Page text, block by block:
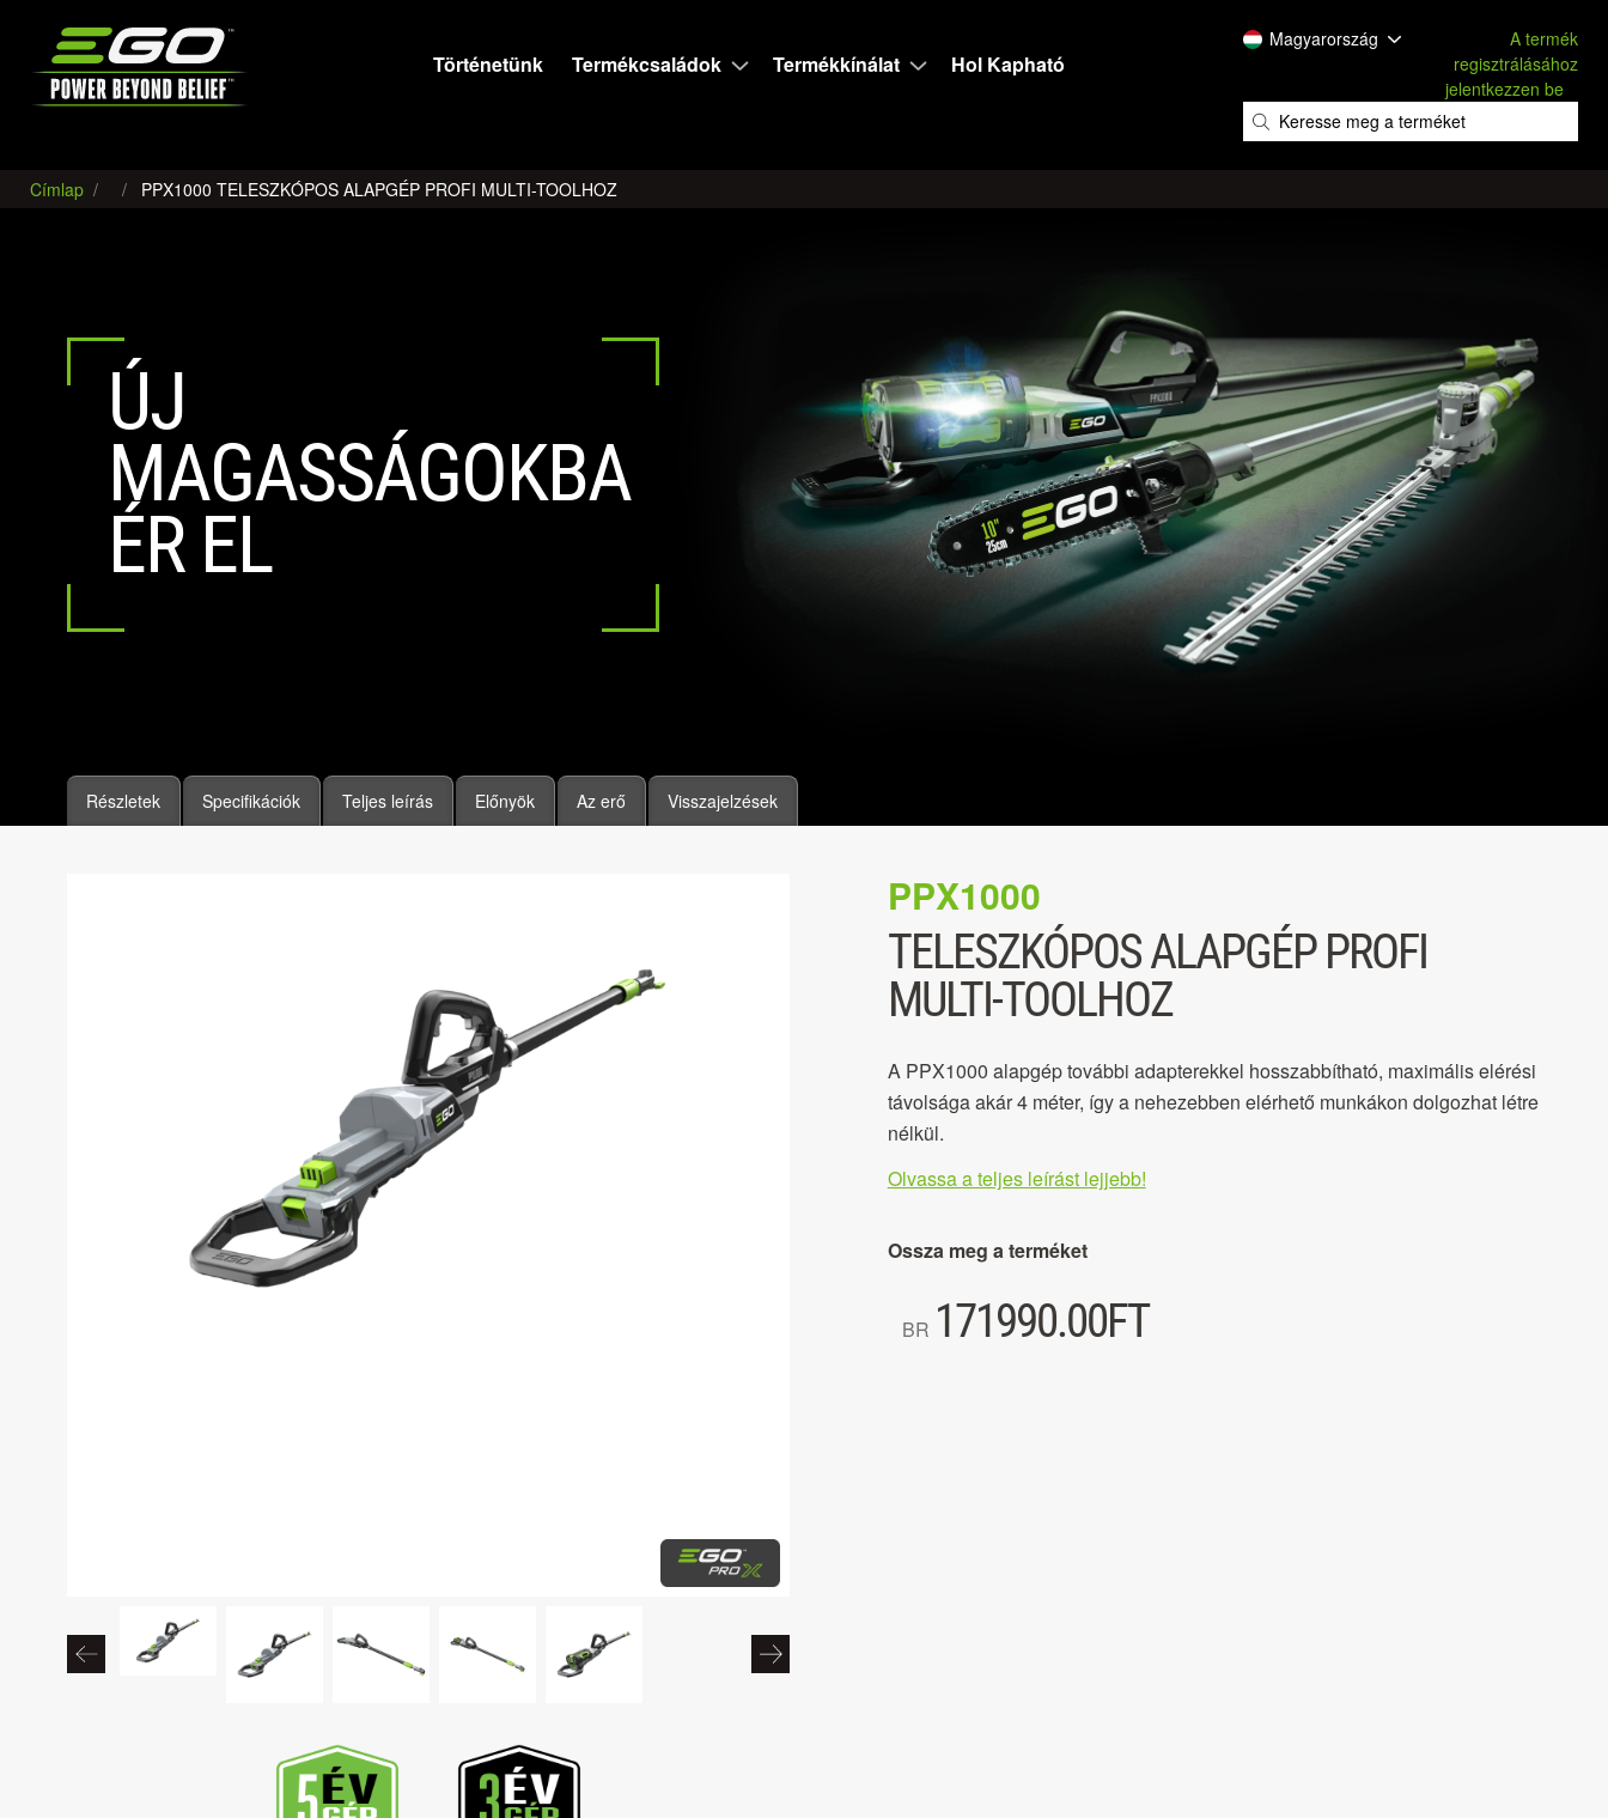
Történetünk
Termékcsaládok Termékkínálat Hol Kapható
Magyarország
A termék
regisztrálásához
jelentkezzen be
Címlap PPX1000 TELESZKÓPOS ALAPGÉP PROFI MULTI-TOOLHOZ
ÚJ
MAGASSÁGOKBA
ÉR EL
Részletek Specifikációk Teljes leírás Előnyök Az erő Visszajelzések
PPX1000
TELESZKÓPOS ALAPGÉP PROFI
MULTI-TOOLHOZ
A PPX1000 alapgép további adapterekkel hosszabbítható, maximális elérési
távolsága akár 4 méter, így a nehezebben elérhető munkákon dolgozhat létre
nélkül.
Olvassa a teljes leírást lejjebb!
Ossza meg a terméket
BR 171990.00FT